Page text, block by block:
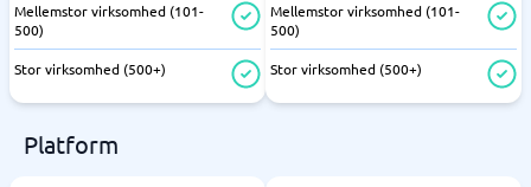
Mellemstor virksomhed (101-
500)
Stor virksomhed (500+)
Mellemstor virksomhed (101-
500)
Stor virksomhed (500+)
Platform